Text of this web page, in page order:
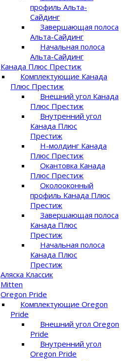
профиль Альта-
Сайдинг
Завершающая полоса
Альта-Сайдинг
Начальная полоса
Альта-Сайдинг
Канада Плюс Престиж
Комплектующие Канада
Плюс Престиж
Внешний угол Канада
Плюс Престиж
Внутренний угол
Канада Плюс
Престиж
Н-молдинг Канада
Плюс Престиж
Окантовка Канада
Плюс Престиж
Околооконный
профиль Канада Плюс
Престиж
Завершающая полоса
Канада Плюс
Престиж
Начальная полоса
Канада Плюс
Престиж
Аляска Классик
Mitten
Oregon Pride
Комплектующие Oregon
Pride
Внешний угол Oregon
Pride
Внутренний угол
Oregon Pride